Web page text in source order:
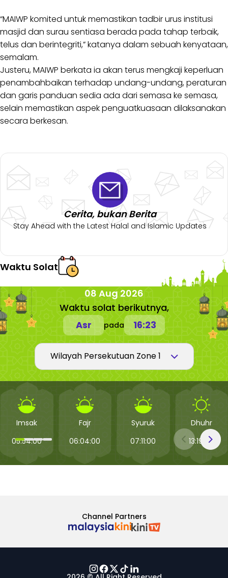
“MAIWP komited untuk memastikan tadbir urus institusi
masjid dan surau sentiasa berada pada tahap terbaik,
telus dan berintegriti,” katanya dalam sebuah kenyataan,
semalam.
Justeru, MAIWP berkata ia akan terus mengkaji keperluan
penambahbaikan terhadap undang-undang, peraturan
dan garis panduan sedia ada dari semasa ke semasa,
selain memastikan aspek penguatkuasaan dilaksanakan
secara berkesan.
Cerita, bukan Berita
Stay Ahead with the Latest Halal and Islamic Updates
Waktu Solat
08 Aug 2026
Waktu solat berikutnya,
Asr
pada 16:23
Imsak
05:54:00
Fajr
06:04:00
Syuruk
07:11:00
Dhuhr
13:19:00
Channel Partners